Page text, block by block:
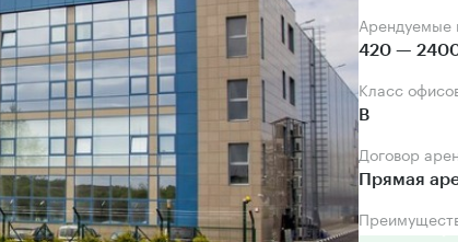
420 —
Класс
B
Договор
Прямая